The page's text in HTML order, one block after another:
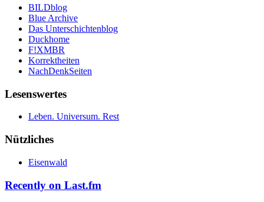
BILDblog
Blue Archive
Das Unterschichtenblog
Duckhome
F!XMBR
Korrektheiten
NachDenkSeiten
Lesenswertes
Leben. Universum. Rest
Nützliches
Eisenwald
Recently on Last.fm